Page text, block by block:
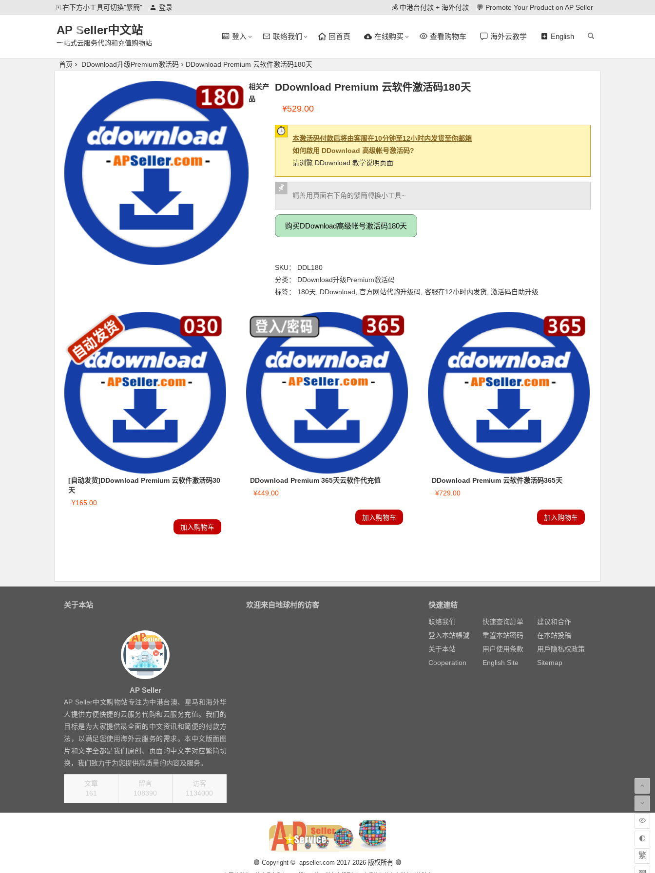
🀄 右下方小工具可切換"繁簡" 登录 💰 中港台付款 + 海外付款 💬 Promote Your Product on AP Seller
AP Seller中文站
一站式云服务代购和充值购物站
登入 联络我们 回首頁 在线购买 查看购物车 海外云教学 English
首页 DDownload升级Premium激活码 DDownload Premium 云软件激活码180天
DDownload Premium 云软件激活码180天
¥529.00
本激活码付款后将由客服在10分钟至12小时内发货至你邮箱
如何啟用 DDownload 高级帐号激活码?
请浏覧 DDownload 教学说明页面
請善用頁面右下角的繁簡轉換小工具~
购买DDownload高级帐号激活码180天
SKU： DDL180
分类： DDownload升级Premium激活码
标签： 180天 DDownload 官方网站代购升级码 客服在12小时内发货 激活码自助升级
相关产
品
[自动发货]DDownload Premium 云软件激活码30
天
¥165.00
加入购物车
DDownload Premium 365天云软件代充值
¥449.00
加入购物车
DDownload Premium 云软件激活码365天
¥729.00
加入购物车
关于本站
AP Seller
AP Seller中文购物站专注为中港台澳、星马和海外华
人提供方便快捷的云服务代购和云服务充值。我们的
目标是为大家提供最全面的中文资讯和简便的付款方
法，以满足您使用海外云服务的需求。本中文版面图
片和文字全都是我们原创、页面的中文字对应繁简切
换，我们致力于为您提供高质量的内容及服务。
文章
161
留言
108390
访客
1315440
欢迎来自地球村的访客 快速連結
联络我们 快速查询訂单
建议和合作
登入本站帳號
重置本站密码
在本站投稿
关于本站
用户使用条款
用戶隐私权政策
Cooperation
English Site Sitemap
🟢 Copyright © apseller.com 2017-2026 版权所有 🟢
繁